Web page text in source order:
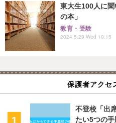
東大生100人に
の本」
教育・受験
2024.5.29 Wed 10:15
保護者アクセ
不登校「出
たい5つの